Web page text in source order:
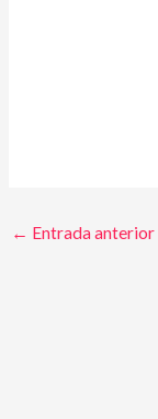
← Entrada anterior